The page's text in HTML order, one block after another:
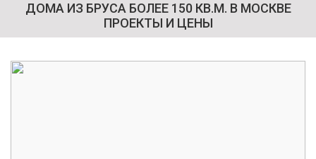
ДОМА ИЗ БРУСА БОЛЕЕ 150 КВ.М. В МОСКВЕ
ПРОЕКТЫ И ЦЕНЫ